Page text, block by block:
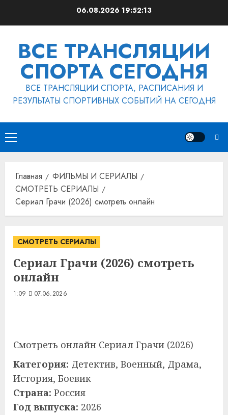
06.08.2026 19:52:14
ВСЕ ТРАНСЛЯЦИИ
СПОРТА СЕГОДНЯ
ВСЕ ТРАНСЛЯЦИИ СПОРТА, РАСПИСАНИЯ И
РЕЗУЛЬТАТЫ СПОРТИВНЫХ СОБЫТИЙ НА СЕГОДНЯ
Основное
меню
Главная
ФИЛЬМЫ И СЕРИАЛЫ
СМОТРЕТЬ СЕРИАЛЫ
Сериал Грачи (2026) смотреть онлайн
СМОТРЕТЬ СЕРИАЛЫ
Сериал Грачи (2026) смотреть
онлайн
1:09 07.06.2026
Смотреть онлайн Сериал Грачи (2026)
Категория: Детектив, Военный, Драма,
История, Боевик
Страна: Россия
Год выпуска: 2026